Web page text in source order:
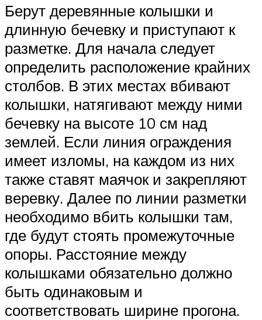
Берут деревянные колышки и
длинную бечевку и приступают к
разметке. Для начала следует
определить расположение крайних
столбов. В этих местах вбивают
колышки, натягивают между ними
бечевку на высоте 10 см над
землей. Если линия ограждения
имеет изломы, на каждом из них
также ставят маячок и закрепляют
веревку. Далее по линии разметки
необходимо вбить колышки там,
где будут стоять промежуточные
опоры. Расстояние между
колышками обязательно должно
быть одинаковым и
соответствовать ширине прогона.